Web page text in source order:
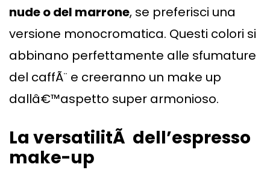
nude o del marrone, se preferisci una
versione monocromatica. Questi colori si
abbinano perfettamente alle sfumature
del caffÃ¨ e creeranno un make up
dallâ€™aspetto super armonioso.
La versatilitÃ dell’espresso
make-up